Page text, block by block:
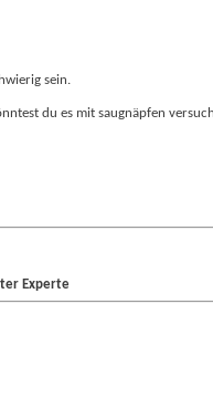
sein.
du es mit saugnäpfen
Experte